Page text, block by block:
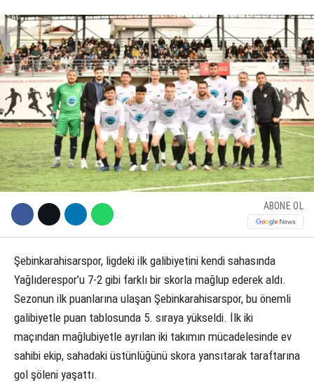
WhatsApp İhbar Hattı
Facebook
Instagram
Youtube
SERVISLER
ABONE OL
Şebinkarahisarspor, ligdeki ilk galibiyetini kendi sahasında
Yağlıderespor’u 7-2 gibi farklı bir skorla mağlup ederek aldı.
Sezonun ilk puanlarına ulaşan Şebinkarahisarspor, bu önemli
galibiyetle puan tablosunda 5. sıraya yükseldi. İlk iki
maçından mağlubiyetle ayrılan iki takımın mücadelesinde ev
sahibi ekip, sahadaki üstünlüğünü skora yansıtarak taraftarına
gol şöleni yaşattı.